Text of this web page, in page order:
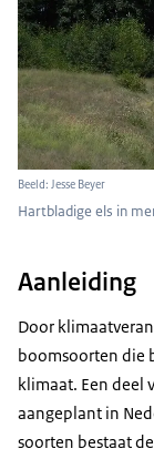
Beeld: Jesse Beyer
Hartbladige els in
Aanleiding
Door
boomsoorten die
klimaat. Een deel
aangeplant in
soorten bestaat